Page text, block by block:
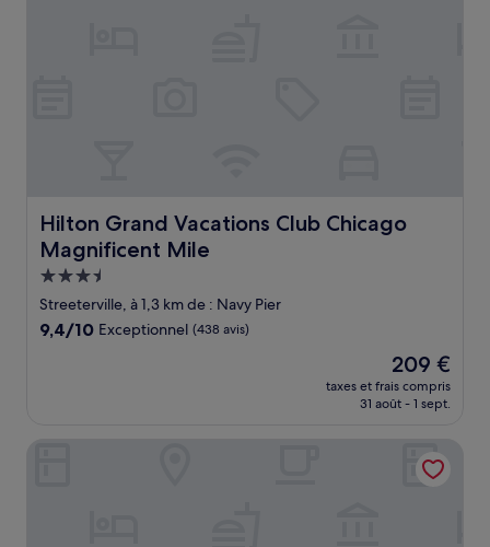
Hilton Grand Vacations Club Chicago
Magnificent Mile
Hilton Grand Vacations Club Chicago Magnificent Mile
Hébergement
3.5 étoiles
Streeterville, à 1,3 km de : Navy Pier
9.4
9,4/10 Exceptionnel (438 avis)
Le
nouveau
prix
de
209 €
209 €
taxes et frais compris
31 août - 1 sept.